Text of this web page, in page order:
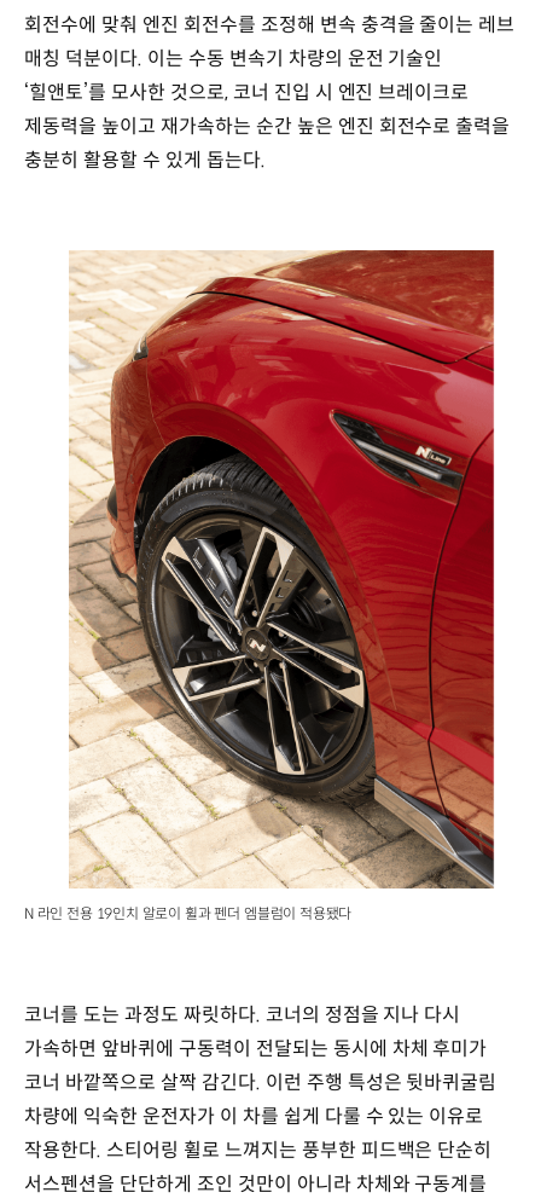
회전수에 맞춰 엔진 회전수를 조정해 변속 충격을 줄이는 레브
매칭 덕분이다. 이는 수동 변속기 차량의 운전 기술인
‘힐앤토’를 모사한 것으로, 코너 진입 시 엔진 브레이크로
제동력을 높이고 재가속하는 순간 높은 엔진 회전수로 출력을
충분히 활용할 수 있게 돕는다.
N 라인 전용 19인치 알로이 휠과 펜더 엠블럼이 적용됐다
코너를 도는 과정도 짜릿하다. 코너의 정점을 지나 다시
가속하면 앞바퀴에 구동력이 전달되는 동시에 차체 후미가
코너 바깥쪽으로 살짝 감긴다. 이런 주행 특성은 뒷바퀴굴림
차량에 익숙한 운전자가 이 차를 쉽게 다룰 수 있는 이유로
작용한다. 스티어링 휠로 느껴지는 풍부한 피드백은 단순히
서스펜션을 단단하게 조인 것만이 아니라 차체와 구동계를